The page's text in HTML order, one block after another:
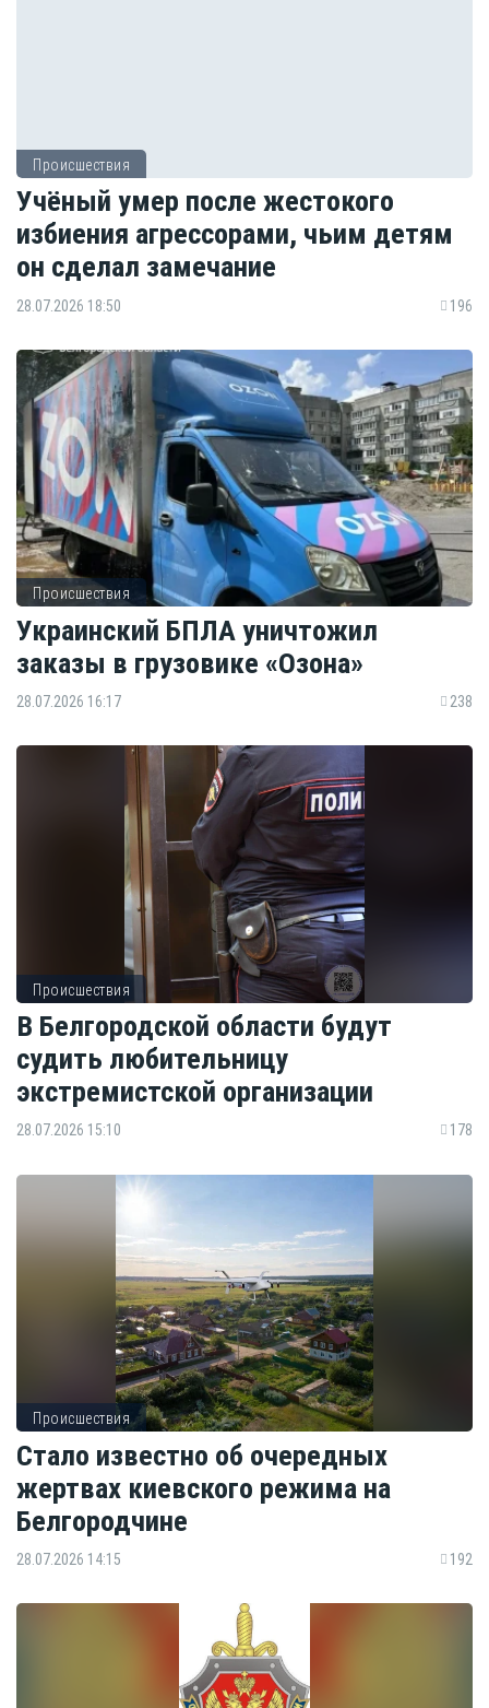
Происшествия
Учёный умер после жестокого
избиения агрессорами, чьим детям
он сделал замечание
28.07.2026 18:50 196
Происшествия
Украинский БПЛА уничтожил
заказы в грузовике «Озона»
28.07.2026 16:17 238
Происшествия
В Белгородской области будут
судить любительницу
экстремистской организации
28.07.2026 15:10 178
Происшествия
Стало известно об очередных
жертвах киевского режима на
Белгородчине
28.07.2026 14:15 192